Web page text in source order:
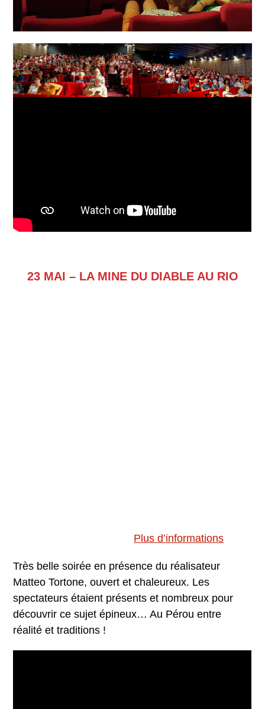
23 MAI – LA MINE DU DIABLE AU RIO
Plus d’informations
Très belle soirée en présence du réalisateur
Matteo Tortone, ouvert et chaleureux. Les
spectateurs étaient présents et nombreux pour
découvrir ce sujet épineux… Au Pérou entre
réalité et traditions !